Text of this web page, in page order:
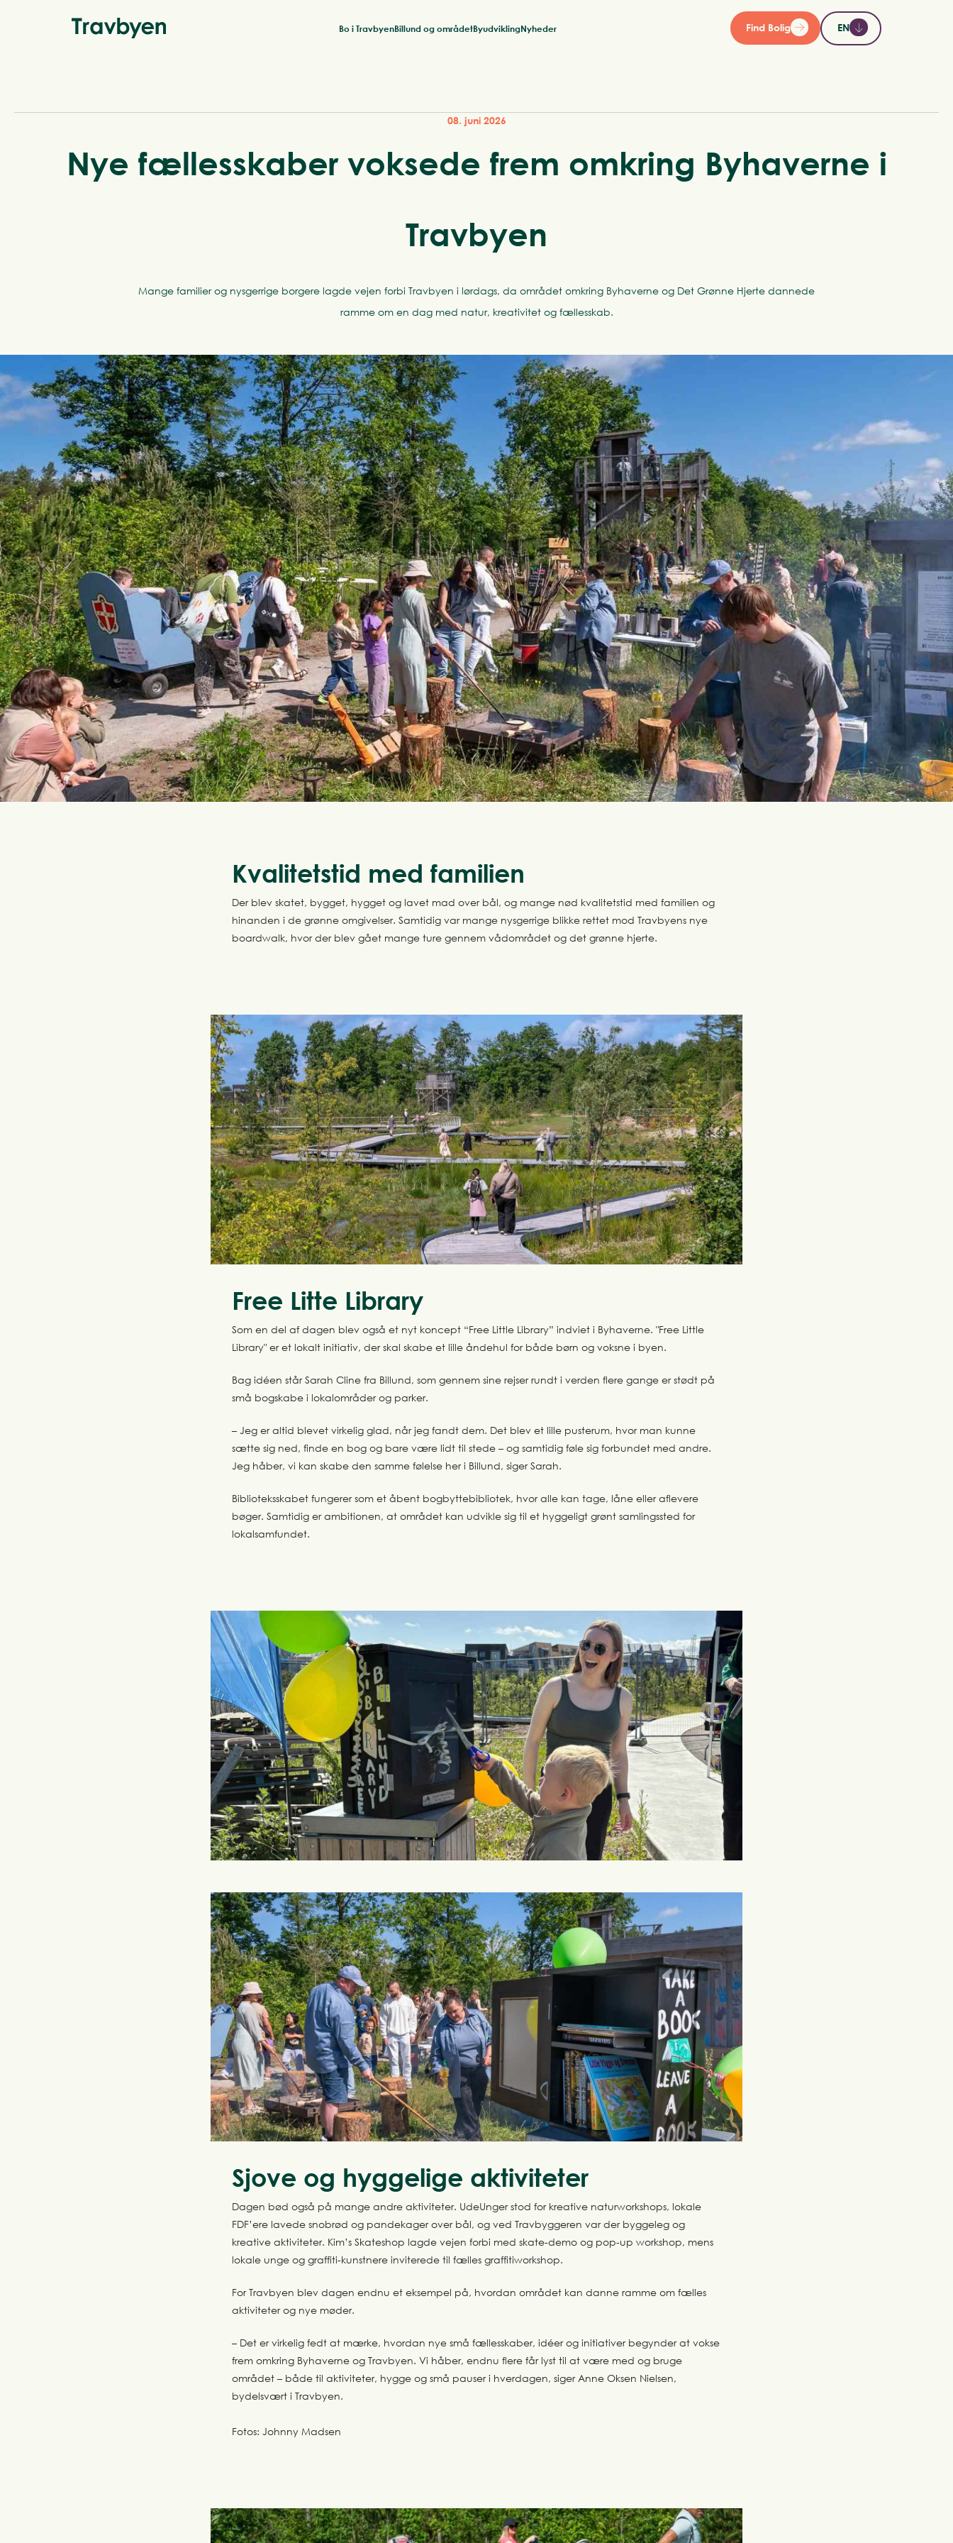
Bo i TravbyenBillund og områdetByudviklingNyheder Find Bolig EN
08. juni 2026
Nye fællesskaber voksede frem omkring Byhaverne i
Travbyen
Mange familier og nysgerrige borgere lagde vejen forbi Travbyen i lørdags, da området omkring Byhaverne og Det Grønne Hjerte dannede
ramme om en dag med natur, kreativitet og fællesskab.
Kvalitetstid med familien
Der blev skatet, bygget, hygget og lavet mad over bål, og mange nød kvalitetstid med familien og
hinanden i de grønne omgivelser. Samtidig var mange nysgerrige blikke rettet mod Travbyens nye
boardwalk, hvor der blev gået mange ture gennem vådområdet og det grønne hjerte.
Free Litte Library
Som en del af dagen blev også et nyt koncept “Free Little Library” indviet i Byhaverne. "Free Little
Library" er et lokalt initiativ, der skal skabe et lille åndehul for både børn og voksne i byen.
Bag idéen står Sarah Cline fra Billund, som gennem sine rejser rundt i verden flere gange er stødt på
små bogskabe i lokalområder og parker.
– Jeg er altid blevet virkelig glad, når jeg fandt dem. Det blev et lille pusterum, hvor man kunne
sætte sig ned, finde en bog og bare være lidt til stede – og samtidig føle sig forbundet med andre.
Jeg håber, vi kan skabe den samme følelse her i Billund, siger Sarah.
Biblioteksskabet fungerer som et åbent bogbyttebibliotek, hvor alle kan tage, låne eller aflevere
bøger. Samtidig er ambitionen, at området kan udvikle sig til et hyggeligt grønt samlingssted for
lokalsamfundet.
Sjove og hyggelige aktiviteter
Dagen bød også på mange andre aktiviteter. UdeUnger stod for kreative naturworkshops, lokale
FDF’ere lavede snobrød og pandekager over bål, og ved Travbyggeren var der byggeleg og
kreative aktiviteter. Kim’s Skateshop lagde vejen forbi med skate-demo og pop-up workshop, mens
lokale unge og graffiti-kunstnere inviterede til fælles graffitiworkshop.
For Travbyen blev dagen endnu et eksempel på, hvordan området kan danne ramme om fælles
aktiviteter og nye møder.
– Det er virkelig fedt at mærke, hvordan nye små fællesskaber, idéer og initiativer begynder at vokse
frem omkring Byhaverne og Travbyen. Vi håber, endnu flere får lyst til at være med og bruge
området – både til aktiviteter, hygge og små pauser i hverdagen, siger Anne Oksen Nielsen,
bydelsvært i Travbyen.
Fotos: Johnny Madsen